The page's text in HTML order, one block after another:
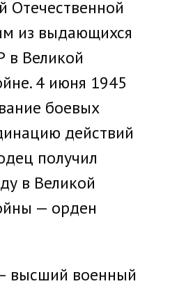
Отечественной
из выдающихся
в Великой
4 июня 1945
боевых
действий
получил
в Великой
— орден
высший военный